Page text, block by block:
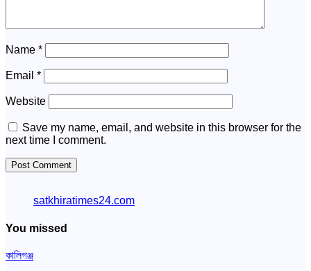
Name *
Email *
Website
Save my name, email, and website in this browser for the
next time I comment.
satkhiratimes24.com
You missed
কালিগঞ্জ